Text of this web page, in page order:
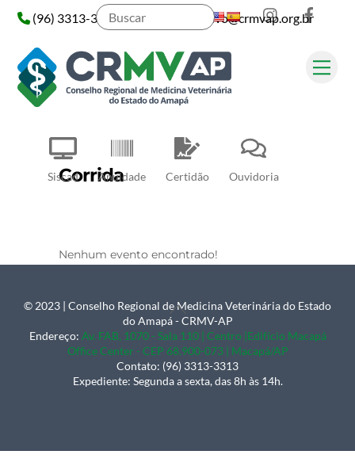
Skip
content
Siscad Anuidade Certidão Ouvidoria
Instagram
(96) 3313-3313
administrativo@crmvap.org.br
Pesquisar
Corrida
Nenhum evento encontrado!
Back
To
Top
© 2023 | Conselho Regional de Medicina Veterinária do Estado
do Amapá - CRMV-AP
Endereço: Av. FAB, 1070 - Sala 110 | Centro |Edifício Macapá
Office Center - CEP 68.900-073 | Macapá/AP
Contato: (96) 3313-3313
Expediente: Segunda a sexta, das 8h às 14h.